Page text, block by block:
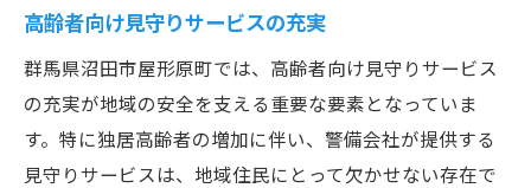
高齢者向け見守りサービスの充実
群馬県沼田市屋形原町では、高齢者向け見守りサービス
の充実が地域の安全を支える重要な要素となっていま
す。特に独居高齢者の増加に伴い、警備会社が提供する
見守りサービスは、地域住民にとって欠かせない存在で